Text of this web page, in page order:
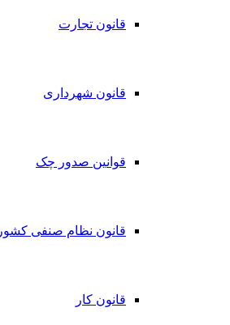
قانون تجارت
قانون شهرداری
قوانین صدور چک
قانون نظام صنفی کشور
قانون کار